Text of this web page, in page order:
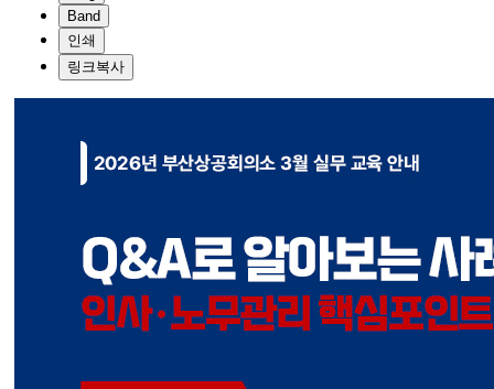
Band
인쇄
링크복사